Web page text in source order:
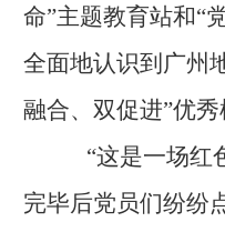
命”主题教育站和“
全面地认识到广州
融合、双促进”优秀
“这是一场红
完毕后党员们纷纷